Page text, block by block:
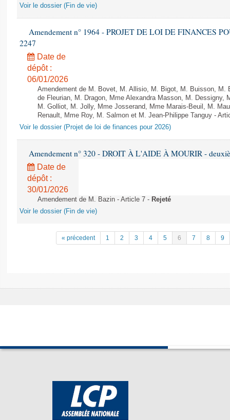
Voir le dossier (Fin de vie)
Amendement n° 1964 - PROJET DE LOI DE FINANCES
2247
Date de
dépôt :
06/01/2026
Amendement de M. Bovet, M. Allisio, M. Bigot, M. Buisson, M.
de Fleurian, M. Dragon, Mme Alexandra Masson, M. Dessigny,
M. Golliot, M. Jolly, Mme Josserand, Mme Marais-Beuil, M.
Renault, Mme Roy, M. Salmon et M. Jean-Philippe Tanguy -
Voir le dossier (Projet de loi de finances pour 2026)
Amendement n° 320 - DROIT À L'AIDE À MOURIR -
Date de
dépôt :
30/01/2026
Amendement de M. Bazin - Article 7 - Rejeté
Voir le dossier (Fin de vie)
« précedent 1 2 3 4 5 6 7 8 9